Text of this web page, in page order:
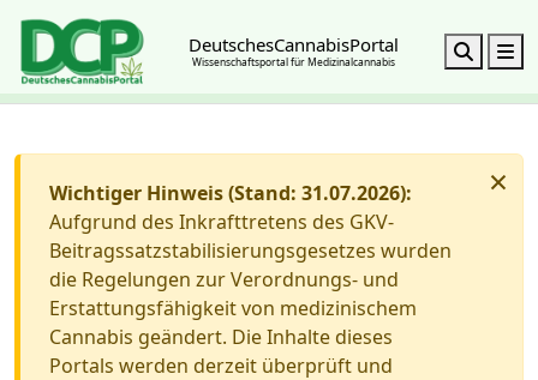
DeutschesCannabisPortal
Wissenschaftsportal für Medizinalcannabis Search
×
Wichtiger Hinweis (Stand: 31.07.2026):
Aufgrund des Inkrafttretens des GKV-
Beitragssatzstabilisierungsgesetzes wurden
die Regelungen zur Verordnungs- und
Erstattungsfähigkeit von medizinischem
Cannabis geändert. Die Inhalte dieses
Portals werden derzeit überprüft und